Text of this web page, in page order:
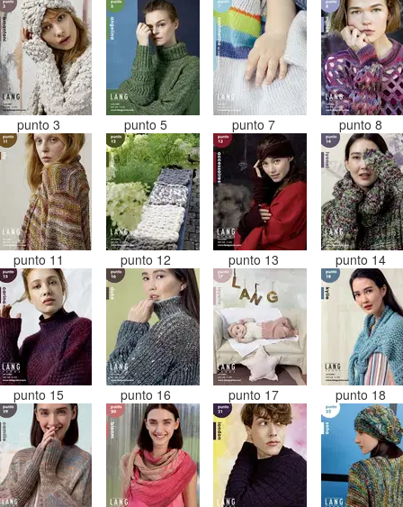
punto 3 punto 5 punto 7 punto 8
punto 11 punto 12 punto 13 punto 14
punto 15 punto 16 punto 17 punto 18